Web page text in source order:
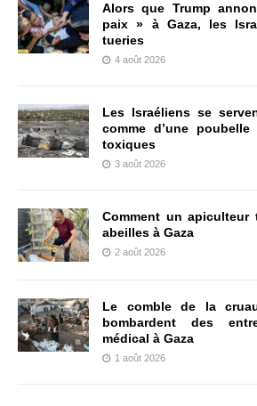
Alors que Trump
paix » à Gaza, les
tueries
4 août 2026
Les Israéliens se
comme d’une
toxiques
3 août 2026
Comment un apiculteur
abeilles à Gaza
2 août 2026
Le comble de la
bombardent des
médical à Gaza
1 août 2026